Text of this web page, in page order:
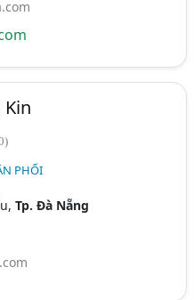
Kin
PHỐI
Tp. Đà Nẵng